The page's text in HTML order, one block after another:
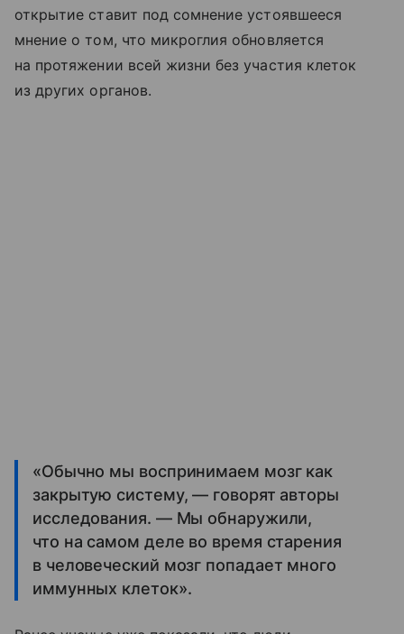
открытие ставит под сомнение устоявшееся
мнение о том, что микроглия обновляется
на протяжении всей жизни без участия клеток
из других органов.
«Обычно мы воспринимаем мозг как
закрытую систему, — говорят авторы
исследования. — Мы обнаружили,
что на самом деле во время старения
в человеческий мозг попадает много
иммунных клеток».